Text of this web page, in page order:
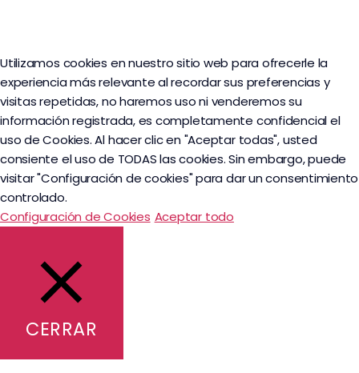
Utilizamos cookies en nuestro sitio web para ofrecerle la
experiencia más relevante al recordar sus preferencias y
visitas repetidas, no haremos uso ni venderemos su
información registrada, es completamente confidencial el
uso de Cookies. Al hacer clic en "Aceptar todas", usted
consiente el uso de TODAS las cookies. Sin embargo, puede
visitar "Configuración de cookies" para dar un consentimiento
controlado.
Configuración de Cookies Aceptar todo
CERRAR